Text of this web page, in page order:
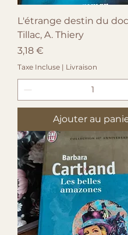
L'étrange destin du
Tillac, A. Thiery
Prix
3,18 €
Taxe Incluse | Livraison
Ajouter au